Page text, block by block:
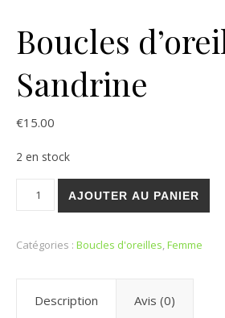
Boucles
Sandrine
€15.00
2 en stock
quantité de Boucles d'oreille Sandrine
AJOUTER AU PANIER
Catégories : Boucles d'oreilles,Femme
Description Avis (0)